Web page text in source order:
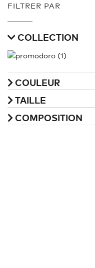
FILTRER PAR
COLLECTION
COULEUR
TAILLE
COMPOSITION